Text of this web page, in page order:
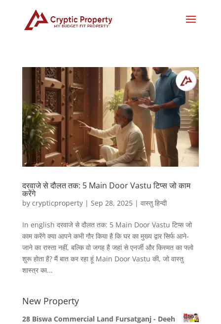
दरवाजे से दौलत तक: 5 Main Door Vastu टिप्स जो काम
करेंगे
by crypticproperty| Sep 28, 2025| वास्तु हिन्दी
In english दरवाजे से दौलत तक: 5 Main Door Vastu टिप्स जो
काम करेंगे क्या आपने कभी गौर किया है कि घर का मुख्य द्वार सिर्फ आने-
जाने का रास्ता नहीं, बल्कि वो जगह है जहां से एनर्जी और किस्मत का फ्लो
शुरू होता है? मैं बात कर रहा हूं Main Door Vastu की, जो वास्तु
शास्त्र का...
New Property
28 Biswa Commercial Land Fursatganj - Deeh